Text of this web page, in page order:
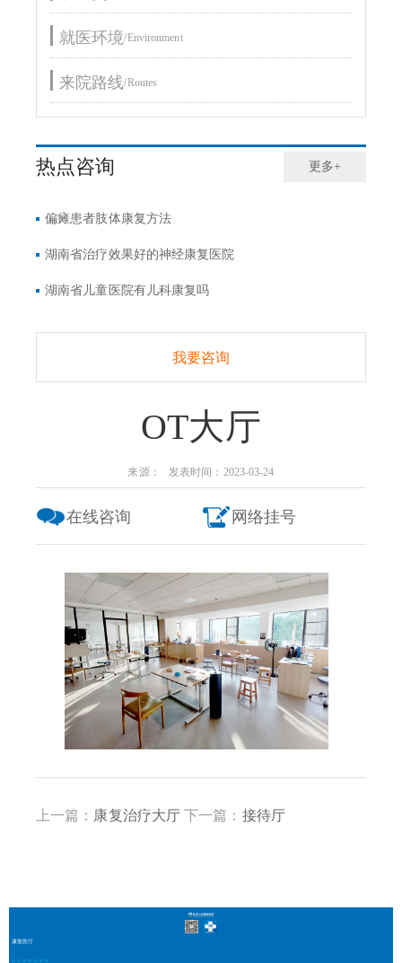
就医环境/Environment
来院路线/Routes
热点咨询 更多+
偏瘫患者肢体康复方法
湖南省治疗效果好的神经康复医院
湖南省儿童医院有儿科康复吗
我要咨询
OT大厅
来源： 发表时间：2023-03-24
在线咨询 网络挂号
上一篇： 康复治疗大厅 下一篇： 接待厅
康复医疗